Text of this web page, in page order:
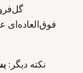
فوق‌العاده‌ای
نکته دیگر: